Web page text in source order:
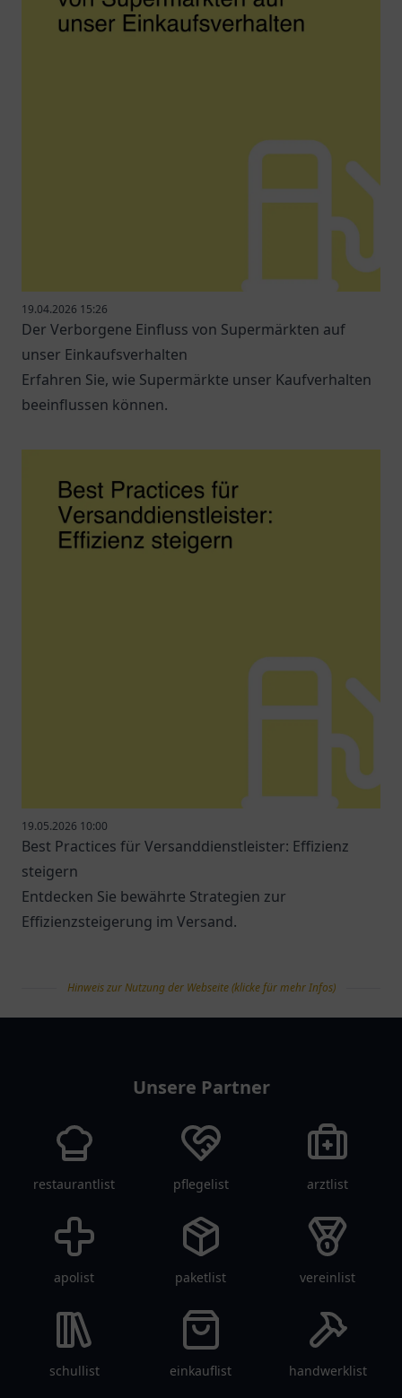
19.04.2026 15:26
Der Verborgene Einfluss von Supermärkten auf
unser Einkaufsverhalten
Erfahren Sie, wie Supermärkte unser Kaufverhalten
beeinflussen können.
19.05.2026 10:00
Best Practices für Versanddienstleister: Effizienz
steigern
Entdecken Sie bewährte Strategien zur
Effizienzsteigerung im Versand.
Hinweis zur Nutzung der Webseite (klicke für mehr Infos)
Unsere Partner
restaurantlist pflegelist arztlist
apolist paketlist vereinlist
schullist einkauflist handwerklist